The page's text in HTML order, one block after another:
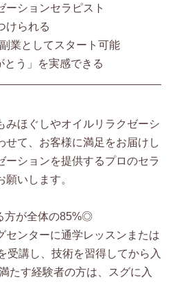
ーションセラピスト
けられる
業としてスタート可能
う」を実感できる
みほぐしやオイルリラクゼーシ
せて、お客様に満足をお届けし
ーションを提供するプロのセラ
いします。
方が全体の85%◎
センターに通学レッスンまたは
受講し、技術を習得してから入
たす経験者の方は、スグに入